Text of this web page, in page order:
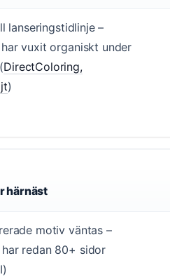
lanseringstidlinje –
vuxit organiskt under
DirectColoring,
)
härnäst
motiv väntas –
har redan 80+ sidor